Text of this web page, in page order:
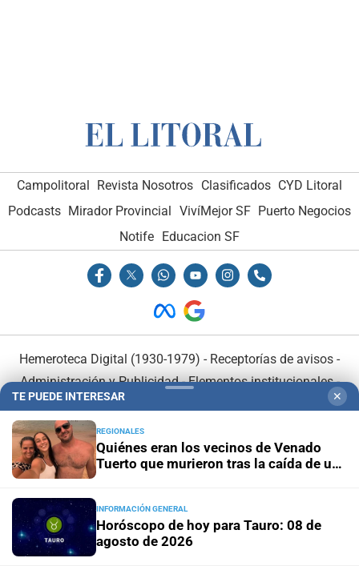
Campolitoral Revista Nosotros Clasificados CYD Litoral
Podcasts Mirador Provincial VivíMejor SF Puerto Negocios
Notife Educacion SF
Hemeroteca Digital (1930-1979) - Receptorías de avisos -
Administración y Publicidad-Elementos institucionales-
Opcionales con El Litoral
El Litoral es miembro de:
TE PUEDE INTERESAR ✕
REGIONALES
Quiénes eran los vecinos de Venado
Tuerto que murieron tras la caída de un
INFORMACIÓN GENERAL
Horóscopo de hoy para Tauro: 08 de
agosto de 2026